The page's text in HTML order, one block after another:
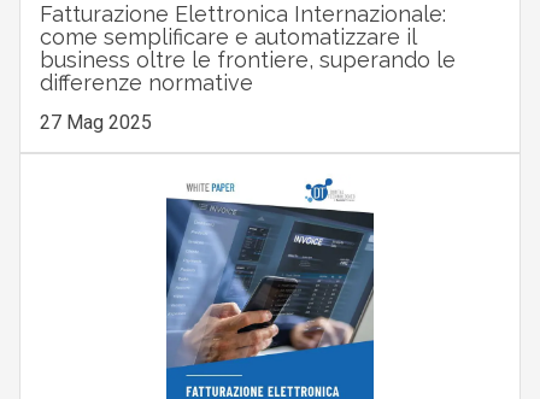
Fatturazione Elettronica Internazionale:
come semplificare e automatizzare il
business oltre le frontiere, superando le
differenze normative
27 Mag 2025